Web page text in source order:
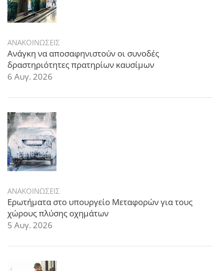
ΑΝΑΚΟΙΝΩΣΕΙΣ
Ανάγκη να αποσαφηνιστούν οι συνοδές
δραστηριότητες πρατηρίων καυσίμων
6 Αυγ. 2026
ΑΝΑΚΟΙΝΩΣΕΙΣ
Ερωτήματα στο υπουργείο Μεταφορών για τους
χώρους πλύσης οχημάτων
5 Αυγ. 2026